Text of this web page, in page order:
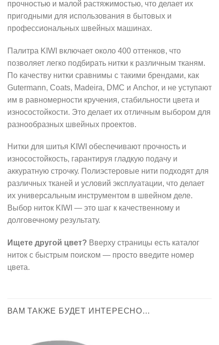
прочностью и малой растяжимостью, что делает их
пригодными для использования в бытовых и
профессиональных швейных машинах.
Палитра KIWI включает около 400 оттенков, что
позволяет легко подбирать нитки к различным тканям.
По качеству нитки сравнимы с такими брендами, как
Gutermann, Coats, Madeira, DMC и Anchor, и не уступают
им в равномерности кручения, стабильности цвета и
износостойкости. Это делает их отличным выбором для
разнообразных швейных проектов.
Нитки для шитья KIWI обеспечивают прочность и
износостойкость, гарантируя гладкую подачу и
аккуратную строчку. Полиэстеровые нити подходят для
различных тканей и условий эксплуатации, что делает
их универсальным инструментом в швейном деле.
Выбор ниток KIWI — это шаг к качественному и
долговечному результату.
Ищете другой цвет? Вверху страницы есть каталог
ниток с быстрым поиском — просто введите номер
цвета.
ВАМ ТАКЖЕ БУДЕТ ИНТЕРЕСНО…